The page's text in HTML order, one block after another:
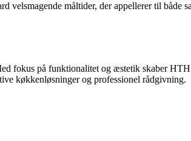
velsmagende måltider, der appellerer til både
fokus på funktionalitet og æstetik skaber
køkkenløsninger og professionel rådgivning.